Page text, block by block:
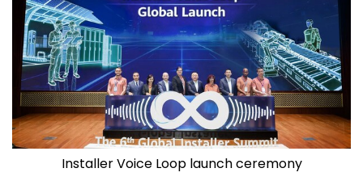
Installer Voice Loop launch ceremony